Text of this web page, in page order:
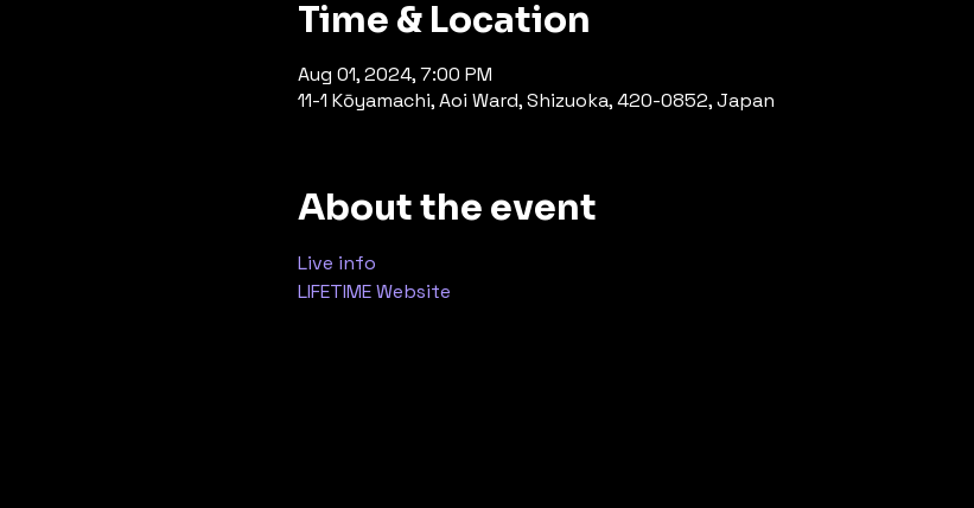
Time & Location
Aug 01, 2024, 7:00 PM
11-1 Kōyamachi, Aoi Ward, Shizuoka, 420-0852, Japan
About the event
Live info
LIFETIME Website